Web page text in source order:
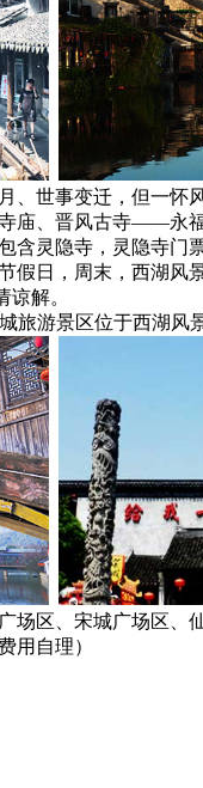
、世事变迁，但一怀
庙、晋风古寺——永
含灵隐寺，灵隐寺门
假日，周末，西湖风
解。
城旅游景区位于西湖
场区、宋城广场区
用自理）